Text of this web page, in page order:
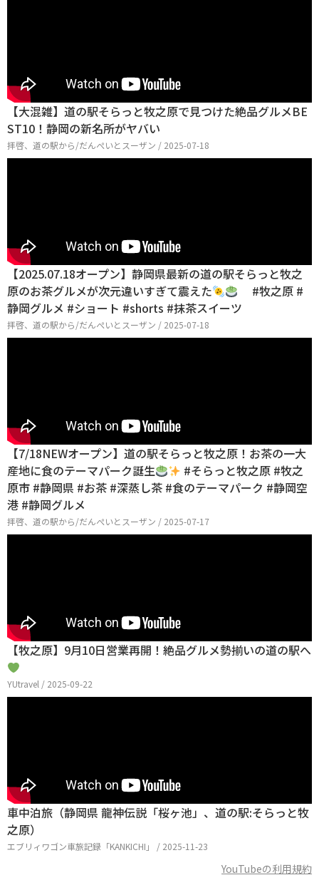
【大混雑】道の駅そらっと牧之原で見つけた絶品グルメBE
ST10！静岡の新名所がヤバい
拝啓、道の駅から/だんぺいとスーザン / 2025-07-18
【2025.07.18オープン】静岡県最新の道の駅そらっと牧之
原のお茶グルメが次元違いすぎて震えた
#牧之原 #
静岡グルメ #ショート #shorts #抹茶スイーツ
拝啓、道の駅から/だんぺいとスーザン / 2025-07-18
【7/18NEWオープン】道の駅そらっと牧之原！お茶の一大
産地に食のテーマパーク誕生
#そらっと牧之原 #牧之
原市 #静岡県 #お茶 #深蒸し茶 #食のテーマパーク #静岡空
港 #静岡グルメ
拝啓、道の駅から/だんぺいとスーザン / 2025-07-17
【牧之原】9月10日営業再開！絶品グルメ勢揃いの道の駅へ
YUtravel / 2025-09-22
車中泊旅（静岡県 龍神伝説「桜ヶ池」、道の駅:そらっと牧
之原）
エブリィワゴン車旅記録「KANKICHI」 / 2025-11-23
YouTubeの利用規約